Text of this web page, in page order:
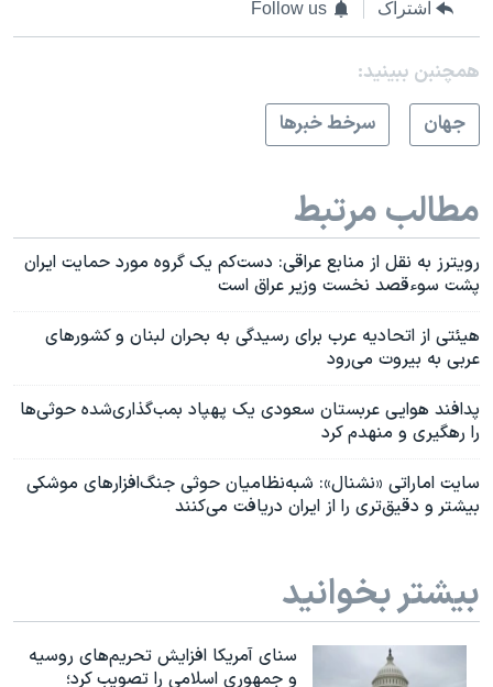
اشتراک Follow us
همچنبن ببینید:
جهان
سرخط خبرها
مطالب مرتبط
رویترز به نقل از منابع عراقی: دست‌کم یک گروه مورد حمایت ایران
پشت سوءقصد نخست وزیر عراق است
هیئتی از اتحادیه عرب برای رسیدگی به بحران لبنان و کشورهای
عربی به بیروت می‌رود
پدافند هوایی عربستان سعودی یک پهپاد بمب‌‌گذاری‌شده حوثی‌ها
را رهگیری و منهدم کرد
سایت اماراتی «نشنال»: شبه‌نظامیان حوثی جنگ‌افزارهای موشکی
بیشتر و دقیق‌تری را از ایران دریافت می‌کنند
بیشتر بخوانید
سنای آمریکا افزایش تحریم‌های روسیه
و جمهوری اسلامی را تصویب کرد؛